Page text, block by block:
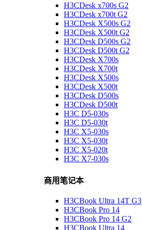
H3CDesk x700s G2
H3CDesk x700t G2
H3CDesk X500s G2
H3CDesk X500t G2
H3CDesk D500s G2
H3CDesk D500t G2
H3CDesk X700s
H3CDesk X700t
H3CDesk X500s
H3CDesk X500t
H3CDesk D500s
H3CDesk D500t
H3C D5-030s
H3C D5-030t
H3C X5-030s
H3C X5-030t
H3C X5-020t
H3C X7-030s
商用笔记本
H3CBook Ultra 14T G3
H3CBook Pro 14
H3CBook Pro 14 G2
H3CBook Ultra 14